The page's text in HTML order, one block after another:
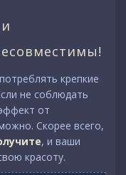
крепкие
не соблюдать
от
Скорее всего,
, и ваши
красоту.